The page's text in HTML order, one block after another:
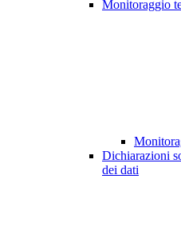
Monitoraggio
Dichiarazioni
dei dati